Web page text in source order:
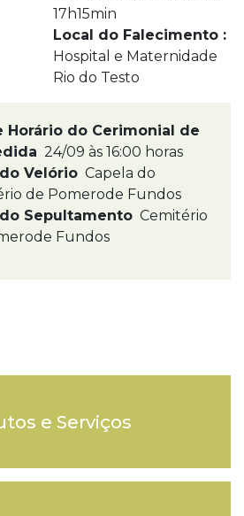
17h15min
Local do Falecimento :
Hospital e Maternidade
Rio do Testo
Horário do Cerimonial de
24/09 às 16:00 horas
Velório Capela do
de Pomerode Fundos
Sepultamento Cemitério
Fundos
e Serviços